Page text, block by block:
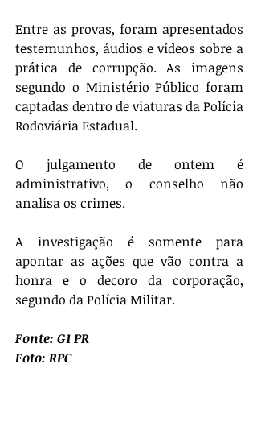
Entre as provas, foram apresentados
testemunhos, áudios e vídeos sobre a
prática de corrupção. As imagens
segundo o Ministério Público foram
captadas dentro de viaturas da Polícia
Rodoviária Estadual.
O julgamento de ontem é
administrativo, o conselho não
analisa os crimes.
A investigação é somente para
apontar as ações que vão contra a
honra e o decoro da corporação,
segundo da Polícia Militar.
Fonte: G1 PR
Foto: RPC